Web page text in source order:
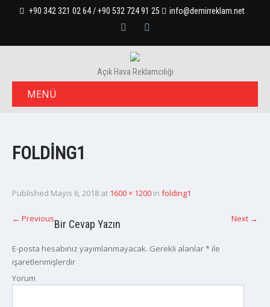
+90 342 321 02 64 / +90 532 724 91 25 info@demirreklam.net
Açık Hava Reklamcılığı
MENÜ
FOLDING1
Published Mayıs 6, 2018 at 1600 × 1200 in folding1
← Previous Next →
Bir Cevap Yazın
E-posta hesabınız yayımlanmayacak. Gerekli alanlar* ile
işaretlenmişlerdir
Yorum